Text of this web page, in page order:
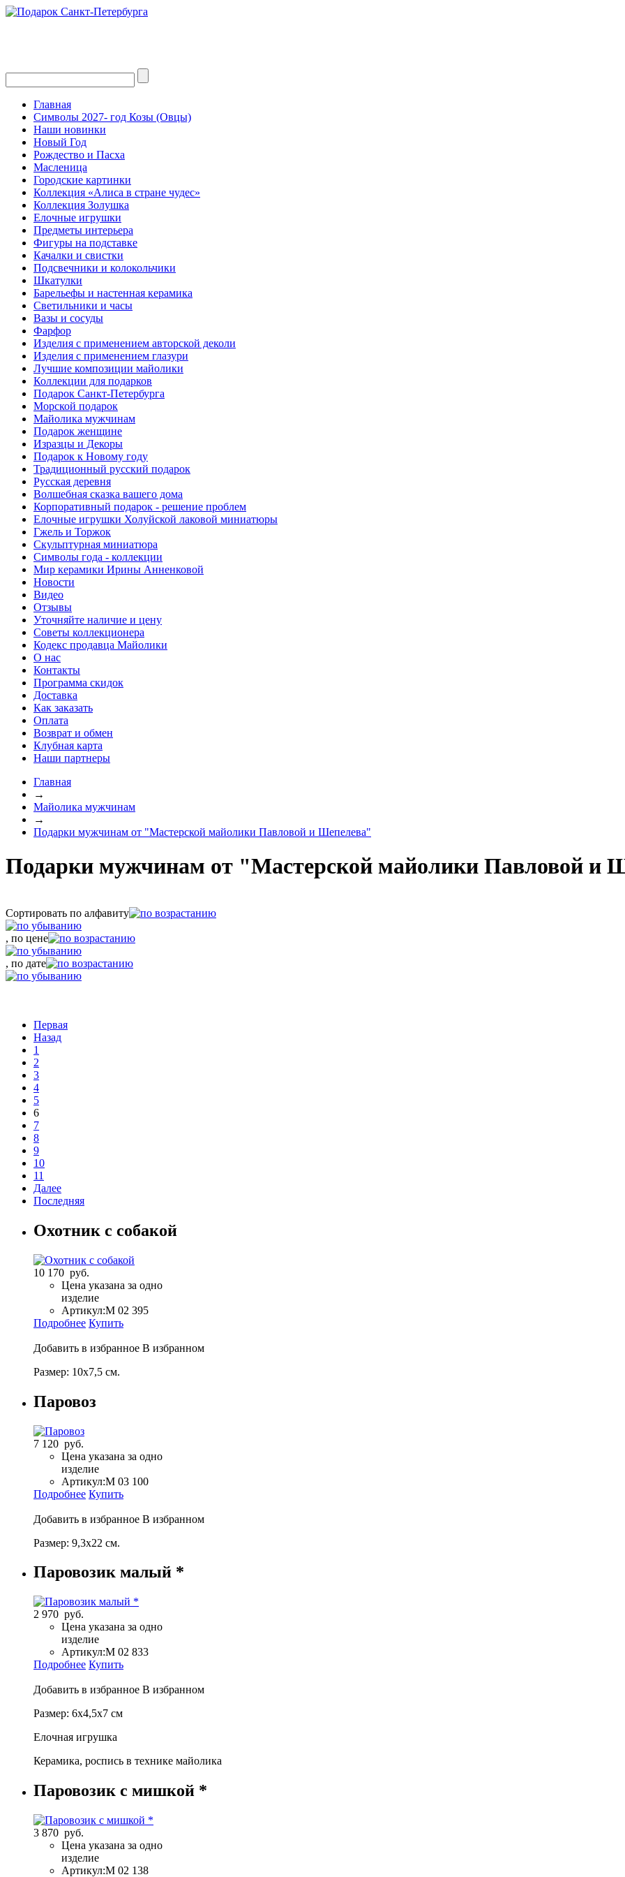
Главная
Символы 2027- год Козы (Овцы)
Наши новинки
Новый Год
Рождество и Пасха
Масленица
Городские картинки
Коллекция «Алиса в стране чудес»
Коллекция Золушка
Елочные игрушки
Предметы интерьера
Фигуры на подставке
Качалки и свистки
Подсвечники и колокольчики
Шкатулки
Барельефы и настенная керамика
Светильники и часы
Вазы и сосуды
Фарфор
Изделия с применением авторской деколи
Изделия с применением глазури
Лучшие композиции майолики
Коллекции для подарков
Подарок Санкт-Петербурга
Морской подарок
Майолика мужчинам
Подарок женщине
Изразцы и Декоры
Подарок к Новому году
Традиционный русский подарок
Русская деревня
Волшебная сказка вашего дома
Корпоративный подарок - решение проблем
Елочные игрушки Холуйской лаковой миниатюры
Гжель и Торжок
Скульптурная миниатюра
Символы года - коллекции
Мир керамики Ирины Анненковой
Новости
Видео
Отзывы
Уточняйте наличие и цену
Советы коллекционера
Кодекс продавца Майолики
О нас
Контакты
Программа скидок
Доставка
Как заказать
Оплата
Возврат и обмен
Клубная карта
Наши партнеры
Главная
→
Майолика мужчинам
→
Подарки мужчинам от "Мастерской майолики Павловой и Шепелева"
Подарки мужчинам от "Мастерской майолики Павловой и
Сортировать по алфавиту
, по цене
, по дате
Первая
Назад
1
2
3
4
5
6
7
8
9
10
11
Далее
Последняя
Охотник с собакой
10 170 руб.
Цена указана за одно
изделие
Артикул:М 02 395
Подробнее Купить
Добавить в избранное В избранном
Размер: 10х7,5 см.
Паровоз
7 120 руб.
Цена указана за одно
изделие
Артикул:M 03 100
Подробнее Купить
Добавить в избранное В избранном
Размер: 9,3х22 см.
Паровозик малый *
2 970 руб.
Цена указана за одно
изделие
Артикул:М 02 833
Подробнее Купить
Добавить в избранное В избранном
Размер: 6х4,5х7 см
Елочная игрушка
Керамика, роспись в технике майолика
Паровозик с мишкой *
3 870 руб.
Цена указана за одно
изделие
Артикул:M 02 138